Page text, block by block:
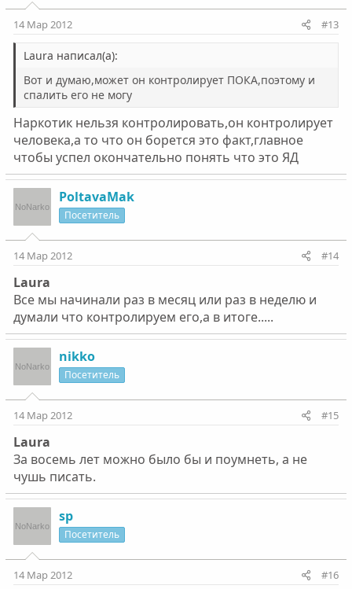
14 Мар 2012 #13
Laura написал(а):
Вот и думаю,может он контролирует ПОКА,поэтому и
спалить его не могу
Наркотик нельзя контролировать,он контролирует
человека,а то что он борется это факт,главное
чтобы успел окончательно понять что это ЯД
PoltavaMak
Посетитель
14 Мар 2012 #14
Laura
Все мы начинали раз в месяц или раз в неделю и
думали что контролируем его,а в итоге.....
nikko
Посетитель
14 Мар 2012 #15
Laura
За восемь лет можно было бы и поумнеть, а не
чушь писать.
sp
Посетитель
14 Мар 2012 #16